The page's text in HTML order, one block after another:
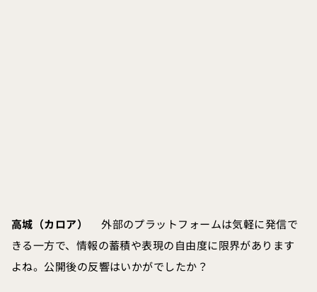
高城（カロア）
外部のプラットフォームは気軽に発信で
きる一方で、情報の蓄積や表現の自由度に限界があります
よね。公開後の反響はいかがでしたか？